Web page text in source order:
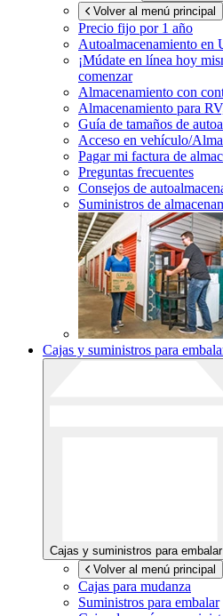
Volver al menú principal
Precio fijo por 1 año
Autoalmacenamiento en
¡Múdate en línea hoy
comenzar
Almacenamiento con
Almacenamiento para
Guía de tamaños de
Acceso en vehículo/
Pagar mi factura de
Preguntas frecuentes
Consejos de
Suministros de
Cajas y suministros para
Cajas y suministros para embalar
Volver al menú principal
Cajas para mudanza
Suministros para embalar